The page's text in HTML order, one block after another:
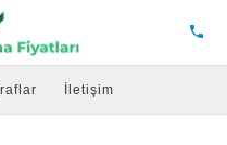
İletişim